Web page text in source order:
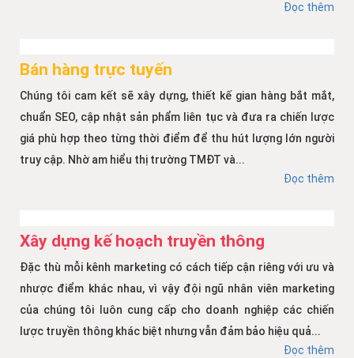
Đọc thêm
Bán hàng trực tuyến
Chúng tôi cam kết sẽ xây dựng, thiết kế gian hàng bắt mắt,
chuẩn SEO, cập nhật sản phẩm liên tục và đưa ra chiến lược
giá phù hợp theo từng thời điểm để thu hút lượng lớn người
truy cập. Nhờ am hiểu thị trường TMĐT và...
Đọc thêm
Xây dựng kế hoạch truyền thông
Đặc thù mỗi kênh marketing có cách tiếp cận riêng với ưu và
nhược điểm khác nhau, vì vậy đội ngũ nhân viên marketing
của chúng tôi luôn cung cấp cho doanh nghiệp các chiến
lược truyền thông khác biệt nhưng vẫn đảm bảo hiệu quả...
Đọc thêm